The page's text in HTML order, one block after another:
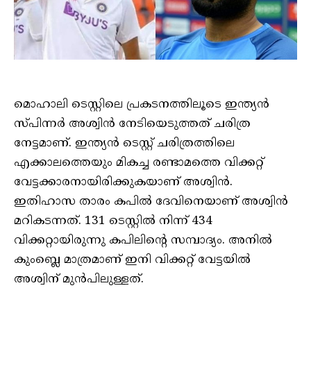
മൊഹാലി ടെസ്റ്റിലെ പ്രകടനത്തിലൂടെ ഇന്ത്യൻ
സ്പിന്നർ അശ്വിൻ നേടിയെടുത്തത് ചരിത്ര
നേട്ടമാണ്. ഇന്ത്യൻ ടെസ്റ്റ് ചരിത്രത്തിലെ
എക്കാലത്തെയും മികച്ച രണ്ടാമത്തെ വിക്കറ്റ്
വേട്ടക്കാരനായിരിക്കുകയാണ് അശ്വിൻ.
ഇതിഹാസ താരം കപിൽ ദേവിനെയാണ് അശ്വിൻ
മറികടന്നത്. 131 ടെസ്റ്റില്‍ നിന്ന് 434
വിക്കറ്റായിരുന്നു കപിലിന്റെ സമ്പാദ്യം. അനിൽ
കുംബ്ലെ മാത്രമാണ് ഇനി വിക്കറ്റ് വേട്ടയിൽ
അശ്വിന് മുൻപിലുള്ളത്.